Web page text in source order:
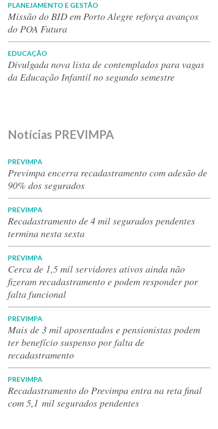
PLANEJAMENTO E GESTÃO
Missão do BID em Porto Alegre reforça avanços
do POA Futura
EDUCAÇÃO
Divulgada nova lista de contemplados para vagas
da Educação Infantil no segundo semestre
Notícias PREVIMPA
PREVIMPA
Previmpa encerra recadastramento com adesão de
90% dos segurados
PREVIMPA
Recadastramento de 4 mil segurados pendentes
termina nesta sexta
PREVIMPA
Cerca de 1,5 mil servidores ativos ainda não
fizeram recadastramento e podem responder por
falta funcional
PREVIMPA
Mais de 3 mil aposentados e pensionistas podem
ter benefício suspenso por falta de
recadastramento
PREVIMPA
Recadastramento do Previmpa entra na reta final
com 5,1 mil segurados pendentes